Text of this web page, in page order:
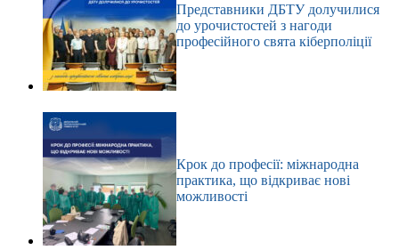
Представники ДБТУ долучилися
до урочистостей з нагоди
професійного свята кіберполіції
Крок до професії: міжнародна
практика, що відкриває нові
можливості